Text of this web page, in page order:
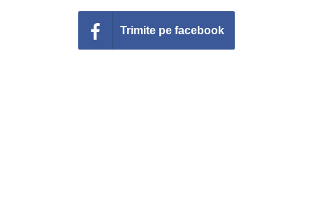
Trimite pe facebook